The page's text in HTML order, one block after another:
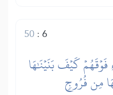
6
:
50
فَوۡقَهُمۡ كَيۡفَ بَنَيۡنَٰهَا
مِن فُرُوجٖ